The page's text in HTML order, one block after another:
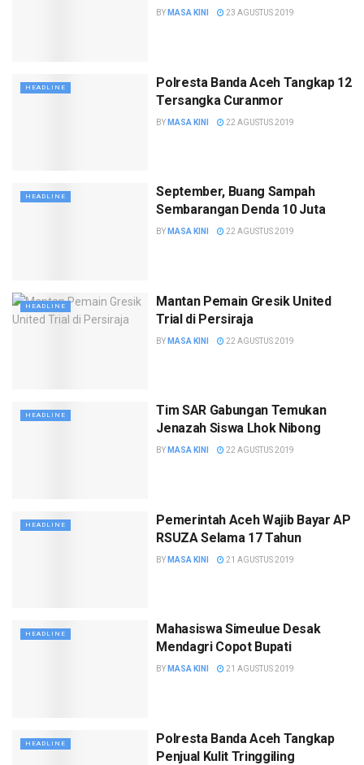
BY MASA KINI 23 AGUSTUS 2019
HEADLINE
Polresta Banda Aceh Tangkap 12
Tersangka Curanmor
BY MASA KINI 22 AGUSTUS 2019
HEADLINE
September, Buang Sampah
Sembarangan Denda 10 Juta
BY MASA KINI 22 AGUSTUS 2019
HEADLINE
Mantan Pemain Gresik United
Trial di Persiraja
BY MASA KINI 22 AGUSTUS 2019
HEADLINE
Tim SAR Gabungan Temukan
Jenazah Siswa Lhok Nibong
BY MASA KINI 22 AGUSTUS 2019
HEADLINE
Pemerintah Aceh Wajib Bayar AP
RSUZA Selama 17 Tahun
BY MASA KINI 21 AGUSTUS 2019
HEADLINE
Mahasiswa Simeulue Desak
Mendagri Copot Bupati
BY MASA KINI 21 AGUSTUS 2019
HEADLINE
Polresta Banda Aceh Tangkap
Penjual Kulit Tringgiling